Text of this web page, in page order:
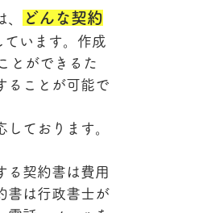
どんな契約
ています。作成
とができるた
ることが可能で
しております。
る契約書は費用
書は行政書士が